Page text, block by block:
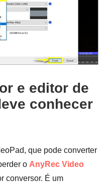
e editor de
conhecer
que pode converter
o AnyRec Video
conversor. É um